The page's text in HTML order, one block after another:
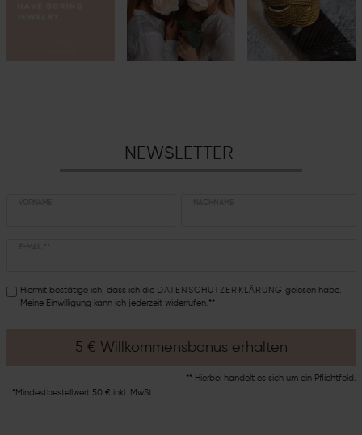
NEWSLETTER
Hiermit bestätige ich, dass ich die DATEN­SCHUTZ­ERKLÄRUNG gelesen habe.
Meine Einwilligung kann ich jederzeit widerrufen.**
5 € Willkommensbonus erhalten
** Hierbei handelt es sich um ein Pflichtfeld.
*Mindestbestellwert 50 € inkl. MwSt.